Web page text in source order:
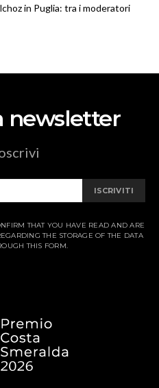
in Puglia: tra i moderatori
newsletter
ISCRIVITI
THAT YOU HAVE READ AND ARE
THE STORAGE OF THE DATA
THIS FORM.